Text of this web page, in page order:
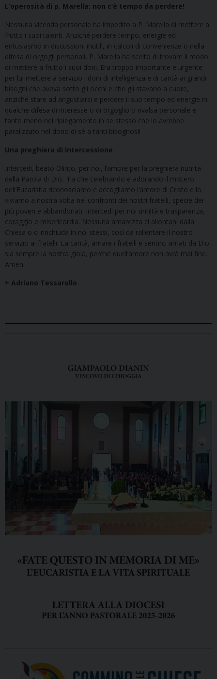
L’operosità di p. Marella: non c’è tempo da perdere!
Nessuna vicenda personale ha impedito a P. Marella di mettere a
frutto i suoi talenti. Anziché perdere tempo, energie ed
entusiasmo in discussioni inutili, in calcoli di convenienze o nella
difesa di orgogli personali, P. Marella ha scelto di trovare il modo
di mettere a frutto i suoi doni. Era troppo importante e urgente
per lui mettere a servizio i doni di intelligenza e di carità ai grandi
bisogni che aveva sotto gli occhi e che gli stavano a cuore,
anziché stare ad angustiarsi e perdere il suo tempo ed energie in
qualche difesa di interesse o di orgoglio o rivalsa personale e
tanto meno nel ripiegamento in se stesso che lo avrebbe
paralizzato nel dono di sé a tanti bisognosi!
Una preghiera di intercessione
Intercedi, beato Olinto, per noi, l’amore per la preghiera nutrita
della Parola di Dio. Fa che celebrando e adorando il mistero
dell’Eucaristia riconosciamo e accogliamo l’amore di Cristo e lo
viviamo a nostra volta nei confronti dei nostri fratelli, specie dei
più poveri e abbandonati. Intercedi per noi umiltà e trasparenza,
coraggio e misericordia. Nessuna amarezza ci allontani dalla
Chiesa o ci rinchiuda in noi stessi, così da rallentare il nostro
servizio ai fratelli. La carità, amare i fratelli e sentirci amati da Dio,
sia sempre la nostra gioia, perché quell’amore non avrà mai fine.
Amen.
+ Adriano Tessarollo